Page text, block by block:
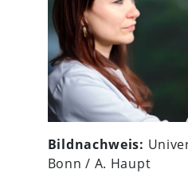
Bildnachweis:
Bonn / A. Haupt